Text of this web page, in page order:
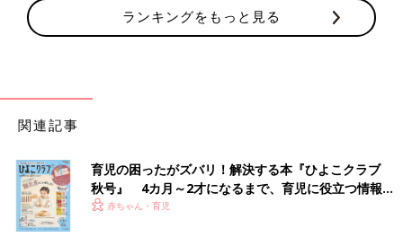
ランキングをもっと見る
関連記事
育児の困ったがズバリ！解決する本『ひよこクラブ
秋号』 4カ月～2才になるまで、育児に役立つ情報が
いっぱい！
赤ちゃん・育児